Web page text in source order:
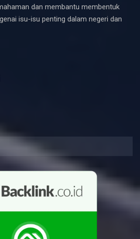
dan membantu membentuk
isu-isu penting dalam negeri dan